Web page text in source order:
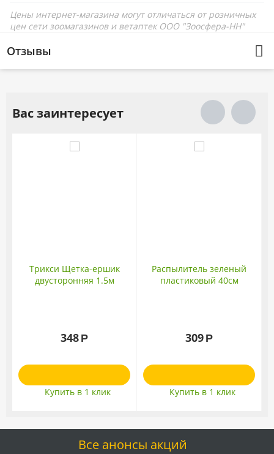
Цены интернет-магазина могут отличаться от розничных
цен сети зоомагазинов и ветаптек ООО "Зоосфера-НН"
Отзывы
Вас заинтересует
Трикси Щетка-ершик
двусторонняя 1.5м
348 Р
Купить в 1 клик
Распылитель зеленый
пластиковый 40см
309 Р
Купить в 1 клик
Все анонсы акций